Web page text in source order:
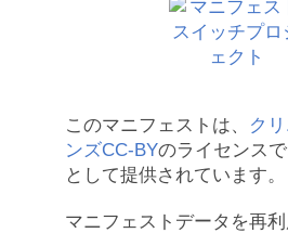
このマニフェストは、
ク
ンズCC-BYのライセンス
として提供されています。
マニフェストデータを再